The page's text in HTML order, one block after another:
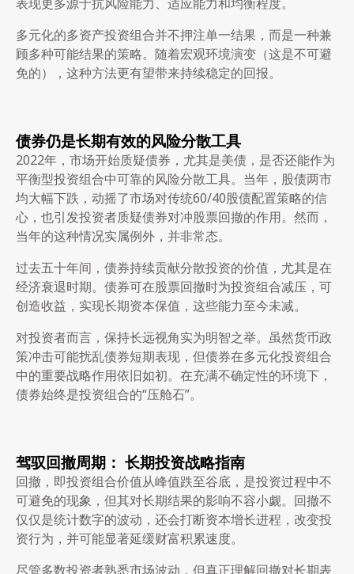
多元化的多资产投资组合并不押注单一结果，而是一种兼
顾多种可能结果的策略。随着宏观环境演变（这是不可避
免的），这种方法更有望带来持续稳定的回报。
债券仍是长期有效的风险分散工具
2022年，市场开始质疑债券，尤其是美债，是否还能作为
平衡型投资组合中可靠的风险分散工具。当年，股债两市
均大幅下跌，动摇了市场对传统60/40股债配置策略的信
心，也引发投资者质疑债券对冲股票回撤的作用。然而，
当年的这种情况实属例外，并非常态。
过去五十年间，债券持续贡献分散投资的价值，尤其是在
经济衰退时期。债券可在股票回撤时为投资组合减压，可
创造收益，实现长期资本保值，这些能力至今未减。
对投资者而言，保持长远视角实为明智之举。虽然货币政
策冲击可能扰乱债券短期表现，但债券在多元化投资组合
中的重要战略作用依旧如初。在充满不确定性的环境下，
债券始终是投资组合的“压舱石”。
驾驭回撤周期： 长期投资战略指南
回撤，即投资组合价值从峰值跌至谷底，是投资过程中不
可避免的现象，但其对长期结果的影响不容小觑。回撤不
仅仅是统计数字的波动，还会打断资本增长进程，改变投
资行为，并可能显著延缓财富积累速度。
尽管多数投资者熟悉市场波动，但真正理解回撤对长期表